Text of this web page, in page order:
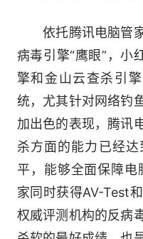
依托腾讯电脑管家
病毒引擎“鹰眼”，小
擎和金山云查杀引
统，尤其针对网络钓
加出色的表现，腾讯
杀方面的能力已经
平，能够全面保障
家同时获得AV-Test
权威评测机构的反病